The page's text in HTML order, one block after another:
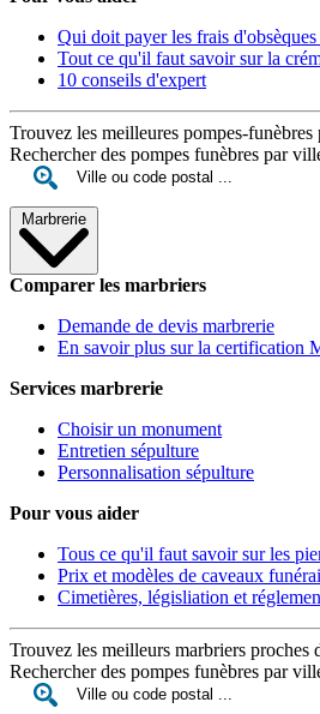
Qui doit payer les frais d'obsèques
Tout ce qu'il faut savoir sur la
10 conseils d'expert
Trouvez les meilleures pompes-funèbres
Rechercher des pompes funèbres par
Marbrerie
Comparer les marbriers
Demande de devis marbrerie
En savoir plus sur la certification
Services marbrerie
Choisir un monument
Entretien sépulture
Personnalisation sépulture
Pour vous aider
Tous ce qu'il faut savoir sur les
Prix et modèles de caveaux
Cimetières, législiation et
Trouvez les meilleurs marbriers proches
Rechercher des pompes funèbres par